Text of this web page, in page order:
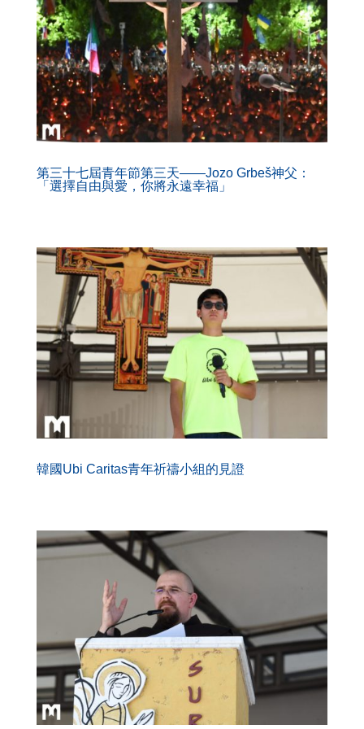
第三十七屆青年節第三天——Jozo Grbeš神父：
「選擇自由與愛，你將永遠幸福」
韓國Ubi Caritas青年祈禱小組的見證